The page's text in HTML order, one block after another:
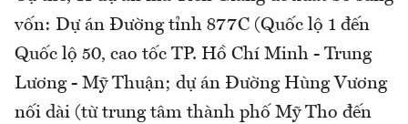
vốn: Dự án Đường tỉnh 877C (Quốc lộ 1 đến
Quốc lộ 50, cao tốc TP. Hồ Chí Minh - Trung
Lương - Mỹ Thuận; dự án Đường Hùng Vương
nối dài (từ trung tâm thành phố Mỹ Tho đến